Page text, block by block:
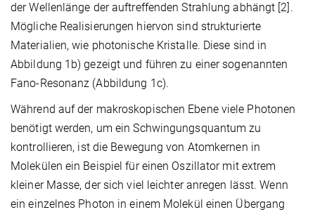
der Wellenlänge der auftreffenden Strahlung abhängt [2].
Mögliche Realisierungen hiervon sind strukturierte
Materialien, wie photonische Kristalle. Diese sind in
Abbildung 1b) gezeigt und führen zu einer sogenannten
Fano-Resonanz (Abbildung 1c).
Während auf der makroskopischen Ebene viele Photonen
benötigt werden, um ein Schwingungsquantum zu
kontrollieren, ist die Bewegung von Atomkernen in
Molekülen ein Beispiel für einen Oszillator mit extrem
kleiner Masse, der sich viel leichter anregen lässt. Wenn
ein einzelnes Photon in einem Molekül einen Übergang